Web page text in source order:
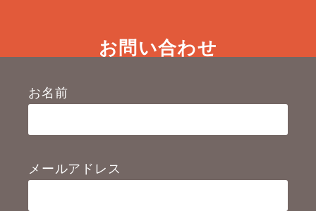
お問い合わせ
お名前
メールアドレス